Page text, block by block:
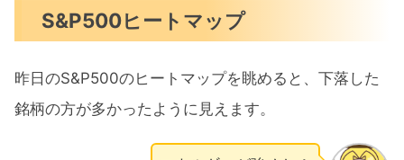
S&P500ヒートマップ
昨日のS&P500のヒートマップを眺めると、下落した
銘柄の方が多かったように見えます。